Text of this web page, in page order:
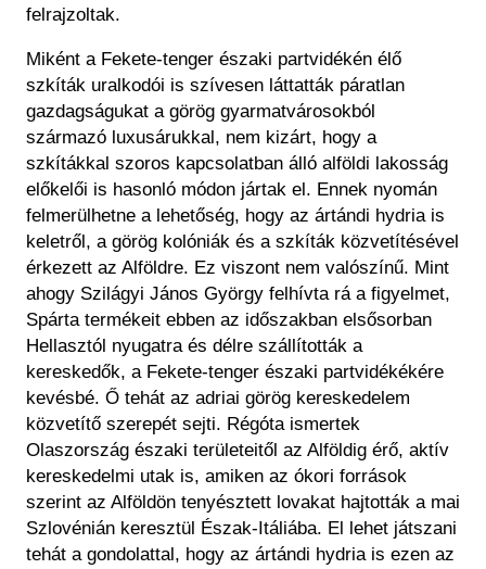
felrajzoltak.
Miként a Fekete-tenger északi partvidékén élő
szkíták uralkodói is szívesen láttatták páratlan
gazdagságukat a görög gyarmatvárosokból
származó luxusárukkal, nem kizárt, hogy a
szkítákkal szoros kapcsolatban álló alföldi lakosság
előkelői is hasonló módon jártak el. Ennek nyomán
felmerülhetne a lehetőség, hogy az ártándi hydria is
keletről, a görög kolóniák és a szkíták közvetítésével
érkezett az Alföldre. Ez viszont nem valószínű. Mint
ahogy Szilágyi János György felhívta rá a figyelmet,
Spárta termékeit ebben az időszakban elsősorban
Hellasztól nyugatra és délre szállították a
kereskedők, a Fekete-tenger északi partvidékékére
kevésbé. Ő tehát az adriai görög kereskedelem
közvetítő szerepét sejti. Régóta ismertek
Olaszország északi területeitől az Alföldig érő, aktív
kereskedelmi utak is, amiken az ókori források
szerint az Alföldön tenyésztett lovakat hajtották a mai
Szlovénián keresztül Észak-Itáliába. El lehet játszani
tehát a gondolattal, hogy az ártándi hydria is ezen az